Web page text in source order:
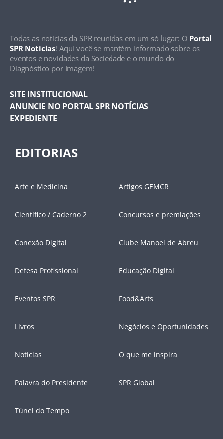
Todas as notícias da SPR reunidas em um só lugar: O Portal
SPR Notícias! Aqui você se mantém informado sobre os
eventos e novidades da Sociedade e o mundo do
Diagnóstico por Imagem!
SITE INSTITUCIONAL
ANUNCIE NO PORTAL SPR NOTÍCIAS
EXPEDIENTE
EDITORIAS
Arte e Medicina Artigos GEMCR
Científico / Caderno 2 Concursos e premiações
Conexão Digital Clube Manoel de Abreu
Defesa Profissional Educação Digital
Eventos SPR Food&Arts
Livros Negócios e Oportunidades
Notícias O que me inspira
Palavra do Presidente SPR Global
Túnel do Tempo